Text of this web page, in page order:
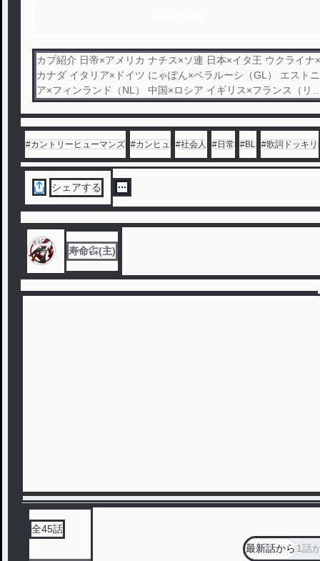
カプ紹介 日帝×アメリカ ナチス×ソ連 日本×イタ王 ウクライナ×
カナダ イタリア×ドイツ にゃぽん×ベラルーシ（GL） エストニ
ア×フィンランド（NL） 中国×ロシア イギリス×フランス（リ
バ） 空×海（リバ） 北朝鮮×韓国（リバ） ?帝×?帝（リバ）
（NL） カラオケ、歌詞ドッキリなどなど色々やっていま
#カントリーヒューマンズ #カンヒュ #社会人 #日常 #BL #歌詞ドッキリ
シェアする
寿命㌫(主)
全45話
最新話から1話